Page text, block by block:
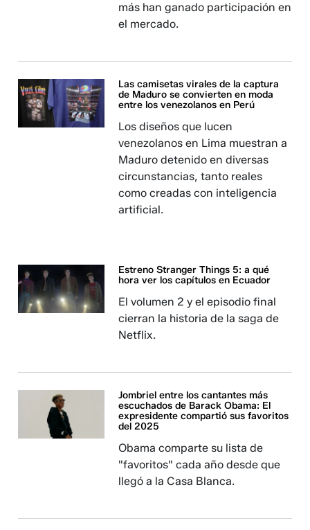
más han ganado participación en
el mercado.
Las camisetas virales de la captura
de Maduro se convierten en moda
entre los venezolanos en Perú
Los diseños que lucen
venezolanos en Lima muestran a
Maduro detenido en diversas
circunstancias, tanto reales
como creadas con inteligencia
artificial.
Estreno Stranger Things 5: a qué
hora ver los capítulos en Ecuador
El volumen 2 y el episodio final
cierran la historia de la saga de
Netflix.
Jombriel entre los cantantes más
escuchados de Barack Obama: El
expresidente compartió sus favoritos
del 2025
Obama comparte su lista de
"favoritos" cada año desde que
llegó a la Casa Blanca.